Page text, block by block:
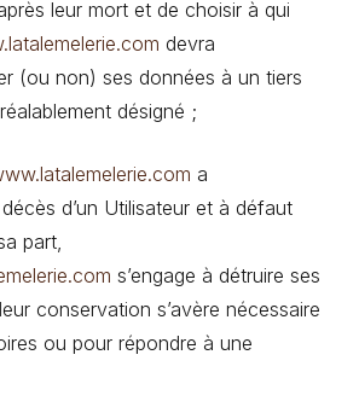
leur mort et de choisir à qui
devra
(ou non) ses données à un tiers
désigné ;
a
d’un Utilisateur et à défaut
part,
s’engage à détruire ses
conservation s’avère nécessaire
ou pour répondre à une